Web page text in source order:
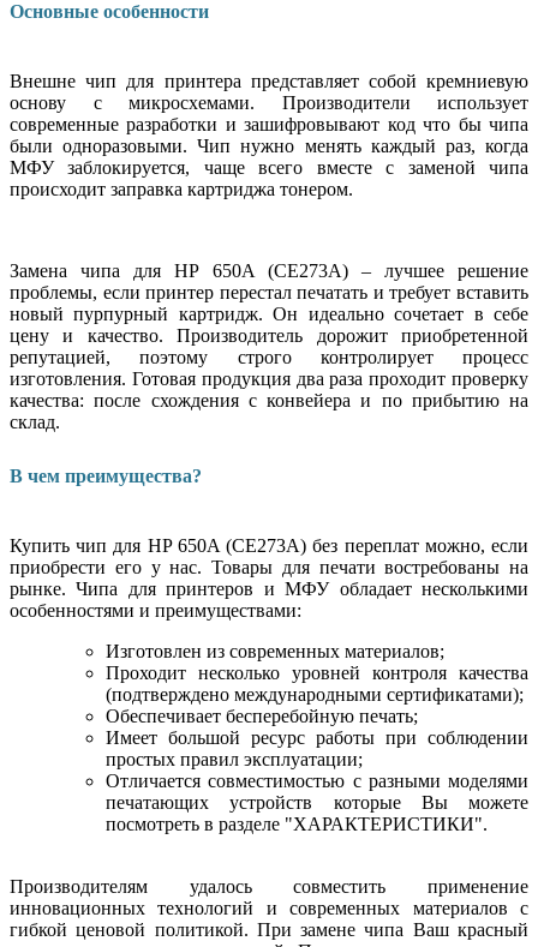
Основные особенности
Внешне чип для принтера представляет собой кремниевую
основу с микросхемами. Производители использует
современные разработки и зашифровывают код что бы чипа
были одноразовыми. Чип нужно менять каждый раз, когда
МФУ заблокируется, чаще всего вместе с заменой чипа
происходит заправка картриджа тонером.
Замена чипа для HP 650A (CE273A) – лучшее решение
проблемы, если принтер перестал печатать и требует вставить
новый пурпурный картридж. Он идеально сочетает в себе
цену и качество. Производитель дорожит приобретенной
репутацией, поэтому строго контролирует процесс
изготовления. Готовая продукция два раза проходит проверку
качества: после схождения с конвейера и по прибытию на
склад.
В чем преимущества?
Купить чип для HP 650A (CE273A) без переплат можно, если
приобрести его у нас. Товары для печати востребованы на
рынке. Чипа для принтеров и МФУ обладает несколькими
особенностями и преимуществами:
Изготовлен из современных материалов;
Проходит несколько уровней контроля качества
(подтверждено международными сертификатами);
Обеспечивает бесперебойную печать;
Имеет большой ресурс работы при соблюдении
простых правил эксплуатации;
Отличается совместимостью с разными моделями
печатающих устройств которые Вы можете
посмотреть в разделе "ХАРАКТЕРИСТИКИ".
Производителям удалось совместить применение
инновационных технологий и современных материалов с
гибкой ценовой политикой. При замене чипа Ваш красный